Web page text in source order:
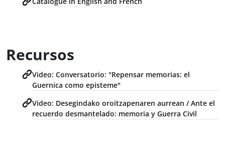
Recursos
Video: Conversatorio: "Repensar memorias: el
Guernica como episteme"
Video: Desegindako oroitzapenaren aurrean / Ante el
recuerdo desmantelado: memoria y Guerra Civil